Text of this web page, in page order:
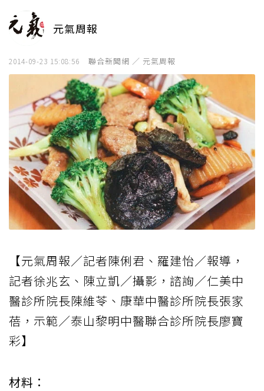
元氣周報
2014-09-23 15:08:56 聯合新聞網 ／ 元氣周報
【元氣周報／記者陳俐君、羅建怡／報導，
記者徐兆玄、陳立凱／攝影，諮詢／仁美中
醫診所院長陳維苓、康華中醫診所院長張家
蓓，示範／泰山黎明中醫聯合診所院長廖寶
彩】
材料：